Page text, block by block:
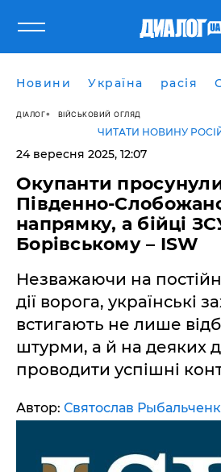
Новини Україна расія
ДІАЛОГ ВІЙСЬКОВИЙ ОГЛЯД
ЧИТАТИ НОВИНУ
24 вересня 2025, 12:07
Окупанти
Південно-
напрямку, а бійці
Борівському – ISW
Незважаючи на
дії ворога, українські
встигають не лише
штурми, а й на деяких
проводити успішні
Автор: Святослав